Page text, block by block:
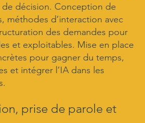
de décision. Conception de
méthodes d’interaction avec
des demandes pour
et exploitables. Mise en place
pour gagner du temps,
et intégrer l’IA dans les
prise de parole et